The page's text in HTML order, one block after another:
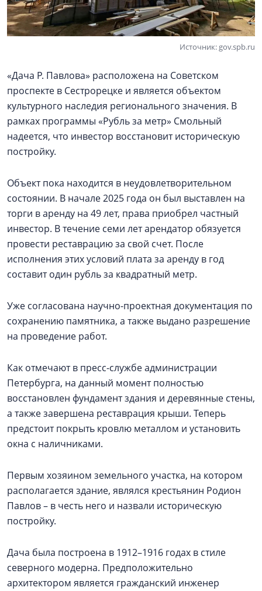
Источник: gov.spb.ru
«Дача Р. Павлова» расположена на Советском
проспекте в Сестрорецке и является объектом
культурного наследия регионального значения. В
рамках программы «Рубль за метр» Смольный
надеется, что инвестор восстановит историческую
постройку.
Объект пока находится в неудовлетворительном
состоянии. В начале 2025 года он был выставлен на
торги в аренду на 49 лет, права приобрел частный
инвестор. В течение семи лет арендатор обязуется
провести реставрацию за свой счет. После
исполнения этих условий плата за аренду в год
составит один рубль за квадратный метр.
Уже согласована научно-проектная документация по
сохранению памятника, а также выдано разрешение
на проведение работ.
Как отмечают в пресс-службе администрации
Петербурга, на данный момент полностью
восстановлен фундамент здания и деревянные стены,
а также завершена реставрация крыши. Теперь
предстоит покрыть кровлю металлом и установить
окна с наличниками.
Первым хозяином земельного участка, на котором
располагается здание, являлся крестьянин Родион
Павлов – в честь него и назвали историческую
постройку.
Дача была построена в 1912–1916 годах в стиле
северного модерна. Предположительно
архитектором является гражданский инженер